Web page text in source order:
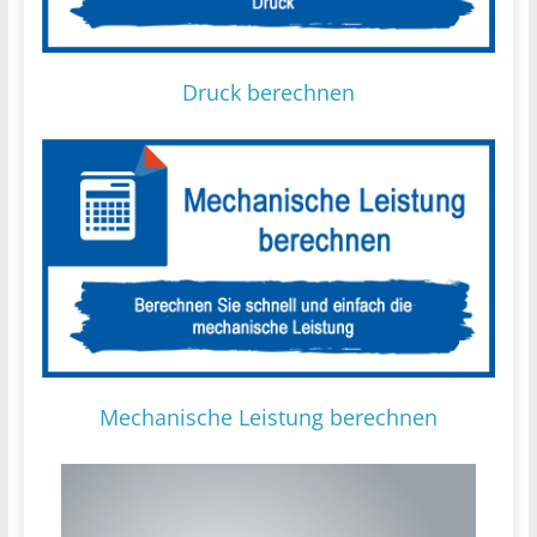
Druck berechnen
Mechanische Leistung berechnen